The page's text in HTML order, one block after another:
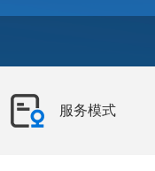
服务模式